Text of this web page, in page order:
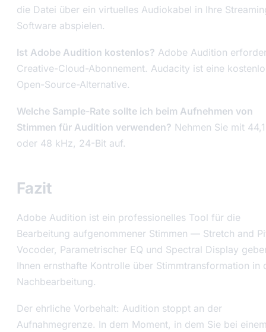
die Datei über ein virtuelles Audiokabel in Ihre
Software abspielen.
Ist Adobe Audition kostenlos? Adobe Audition
Creative-Cloud-Abonnement. Audacity ist eine
Open-Source-Alternative.
Welche Sample-Rate sollte ich beim Aufnehmen von
Stimmen für Audition verwenden? Nehmen Sie mit
oder 48 kHz, 24-Bit auf.
Fazit
Adobe Audition ist ein professionelles Tool für die
Bearbeitung aufgenommener Stimmen — Stretch and
Vocoder, Parametrischer EQ und Spectral Display
Ihnen ernsthafte Kontrolle über Stimmtransformation in
Nachbearbeitung.
Der ehrliche Vorbehalt: Audition stoppt an der
Aufnahmegrenze. In dem Moment, in dem Sie bei